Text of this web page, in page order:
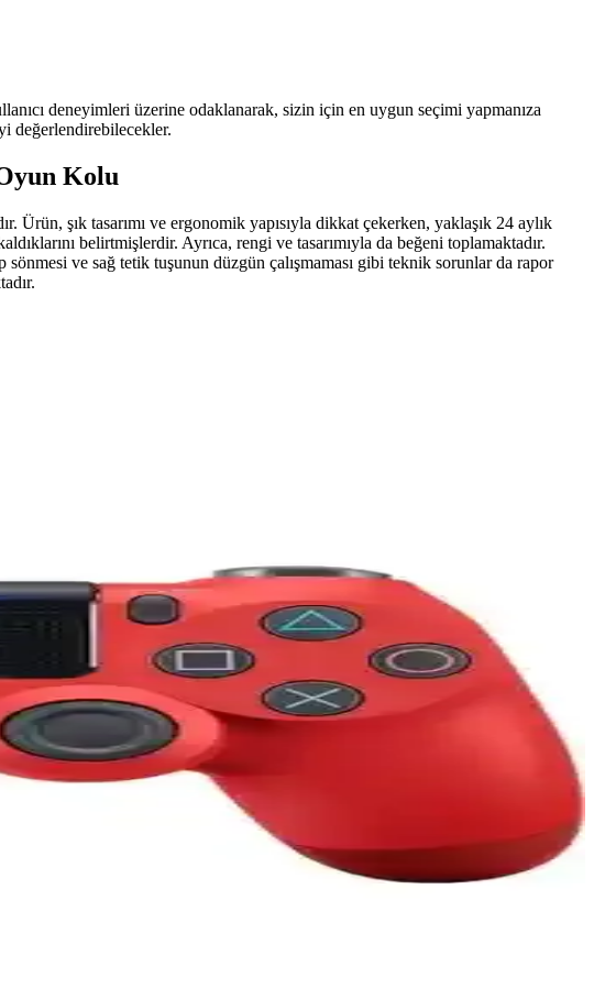
deneyimleri üzerine odaklanarak, sizin için en uygun seçimi yapmanıza
değerlendirebilecekler.
Kolu
Ürün, şık tasarımı ve ergonomik yapısıyla dikkat çekerken, yaklaşık 24 aylık
belirtmişlerdir. Ayrıca, rengi ve tasarımıyla da beğeni toplamaktadır.
sönmesi ve sağ tetik tuşunun düzgün çalışmaması gibi teknik sorunlar da rapor
daha dayanıklı ve kullanışlı? İşte tüm detaylar.
sunar.
ömrü, bağlantı kalitesi ve ergonomi gibi kriterler öne çıkarıldı.
yapılıyor.